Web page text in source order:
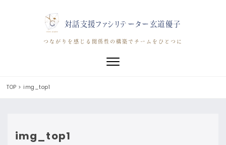
対話支援ファシリテーター玄道優子
つながりを感じる関係性の構築でチームをひとつに
Toggle navigation
TOP > img_top1
img_top1